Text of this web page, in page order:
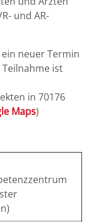
und AR-
neuer Termin
ist
in 70176
Maps)